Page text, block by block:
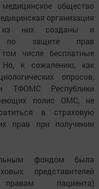
общество
организация
из них созданы и
по защите прав
числе бесплатные
Но, к сожалению, как
опросов,
ТФОМС Республики
полис ОМС, не
в страховую
прав при получении
фондом была
представителей
пациента)